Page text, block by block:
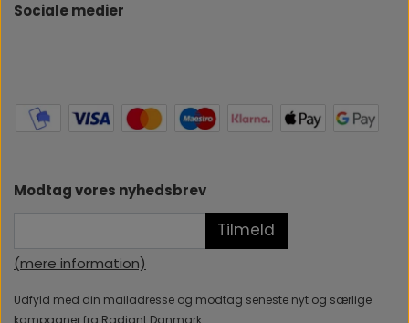
Sociale medier
Modtag vores nyhedsbrev
Tilmeld
(mere information)
Udfyld med din mailadresse og modtag seneste nyt og særlige
kampagner fra Radiant Danmark